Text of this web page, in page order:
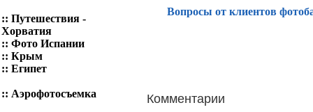
:: Путешествия -
Хорватия
:: Фото Испании
:: Крым
:: Египет
:: Аэрофотосъемка
Вопросы от клиентов
Комментарии